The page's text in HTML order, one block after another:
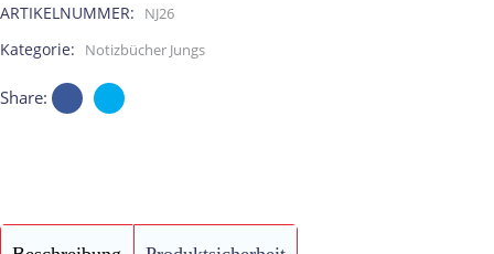
ARTIKELNUMMER: NJ26
Kategorie: Notizbücher Jungs
Share: